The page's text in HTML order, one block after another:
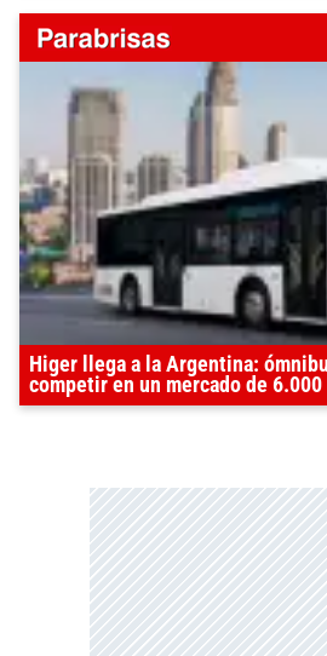
Higer llega a la Argentina:
competir en un mercado de